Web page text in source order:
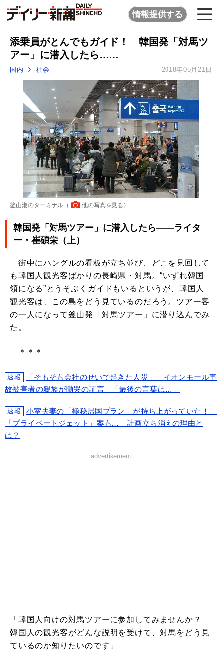
情報提供する
添乗員がとんでもガイド！ 韓国発「対馬ツ
アー」に潜入したら……
国内 社会 2018年05月21日
釜山港のターミナル（ 他の写真を見る ）
韓国発「対馬ツアー」に潜入したら――ライタ
ー・崔碩栄（上）
街中にハングルの看板が立ち並び、どこを見回して
も韓国人観光客ばかりの長崎県・対馬。“いずれ韓国
領になる”とうそぶくガイドもいるというが、韓国人
観光客は、この島をどう見ているのだろう。ツアー客
の一人になって釜山発「対馬ツアー」に潜り込んでみ
た。
＊＊＊
速報
「そもそも会社のせいで起きた人災」 イオンモール事
故被害者の親族が慟哭の証言 「最後の言葉は…」
速報
小室夫妻の「極秘帰国プラン」が持ち上がっていた！
「プライベートジェット」案も… 計画立ち消えの理由と
は？
advertisement
「韓国人向けの対馬ツアーに参加してみませんか？
韓国人の観光客がどんな説明を受けて、対馬をどう見
ているのか知りたいのです」